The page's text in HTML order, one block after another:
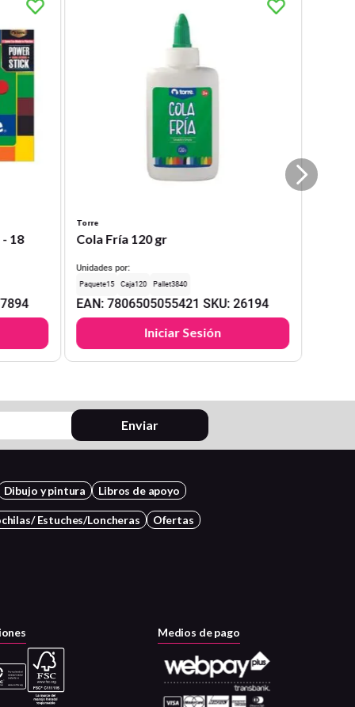
18
Torre
Cola Fría 120 gr
Unidades por:
15 120 3840
EAN:7806505055421 SKU:26194
Iniciar Sesión
Enviar
Dibujo y pintura Libros de apoyo
Estuches/Loncheras Ofertas
Medios de pago